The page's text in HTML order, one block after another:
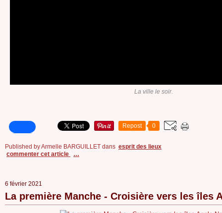
La ville le soir.
Repost 0
Published by Armelle BARGUILLET dans esprit des lieux
commenter cet article
…
6 février 2021
La première Manche - Croisière vers les îles